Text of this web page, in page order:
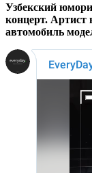
Узбекский
концерт. Артист
автомобиль